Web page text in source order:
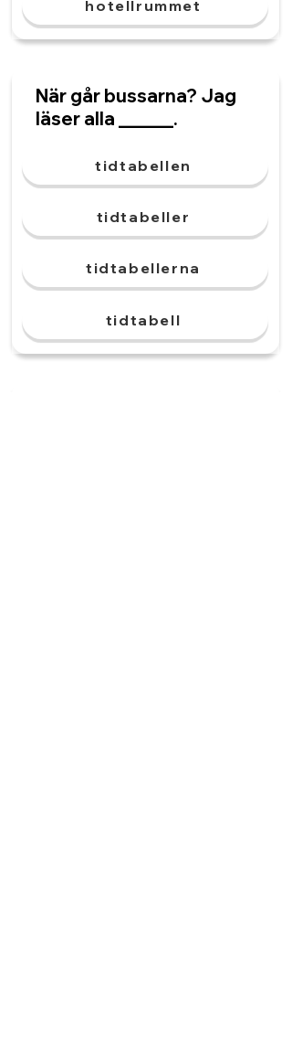
hotellrummet
När går bussarna? Jag
läser alla ______.
tidtabellen
tidtabeller
tidtabellerna
tidtabell